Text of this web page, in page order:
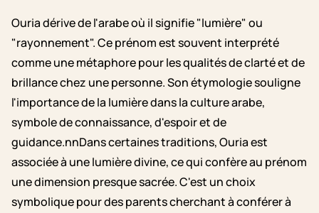
Ouria dérive de l'arabe où il signifie "lumière" ou
"rayonnement". Ce prénom est souvent interprété
comme une métaphore pour les qualités de clarté et de
brillance chez une personne. Son étymologie souligne
l'importance de la lumière dans la culture arabe,
symbole de connaissance, d'espoir et de
guidance.nnDans certaines traditions, Ouria est
associée à une lumière divine, ce qui confère au prénom
une dimension presque sacrée. C'est un choix
symbolique pour des parents cherchant à conférer à